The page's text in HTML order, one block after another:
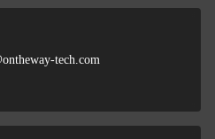
tech.com